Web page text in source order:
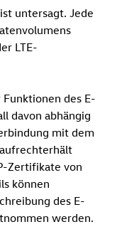
untersagt. Jede
LTE-
des E-
davon abhängig
mit dem
Zertifikate von
können
des E-
werden.